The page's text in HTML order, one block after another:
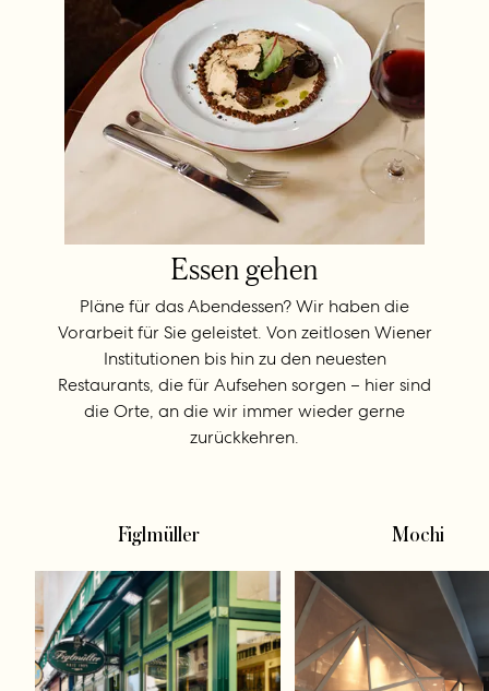
Essen gehen
Pläne für das Abendessen? Wir haben die
Vorarbeit für Sie geleistet. Von zeitlosen Wiener
Institutionen bis hin zu den neuesten
Restaurants, die für Aufsehen sorgen – hier sind
die Orte, an die wir immer wieder gerne
zurückkehren.
Figlmüller Mochi